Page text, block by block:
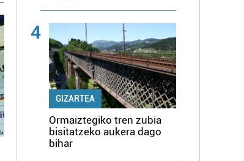
4
GIZARTEA
Ormaiztegiko tren zubia
bisitatzeko aukera dago
bihar